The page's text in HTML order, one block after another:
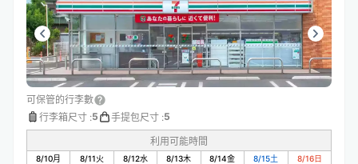
可保管的行李數
行李箱尺寸 :5 手提包尺寸 :5
利用可能時間
8/10月 8/11火 8/12水 8/13木 8/14金 8/15土 8/16日